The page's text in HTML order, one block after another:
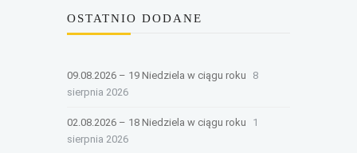
OSTATNIO DODANE
09.08.2026 – 19 Niedziela w ciągu roku
8
sierpnia 2026
02.08.2026 – 18 Niedziela w ciągu roku
1
sierpnia 2026